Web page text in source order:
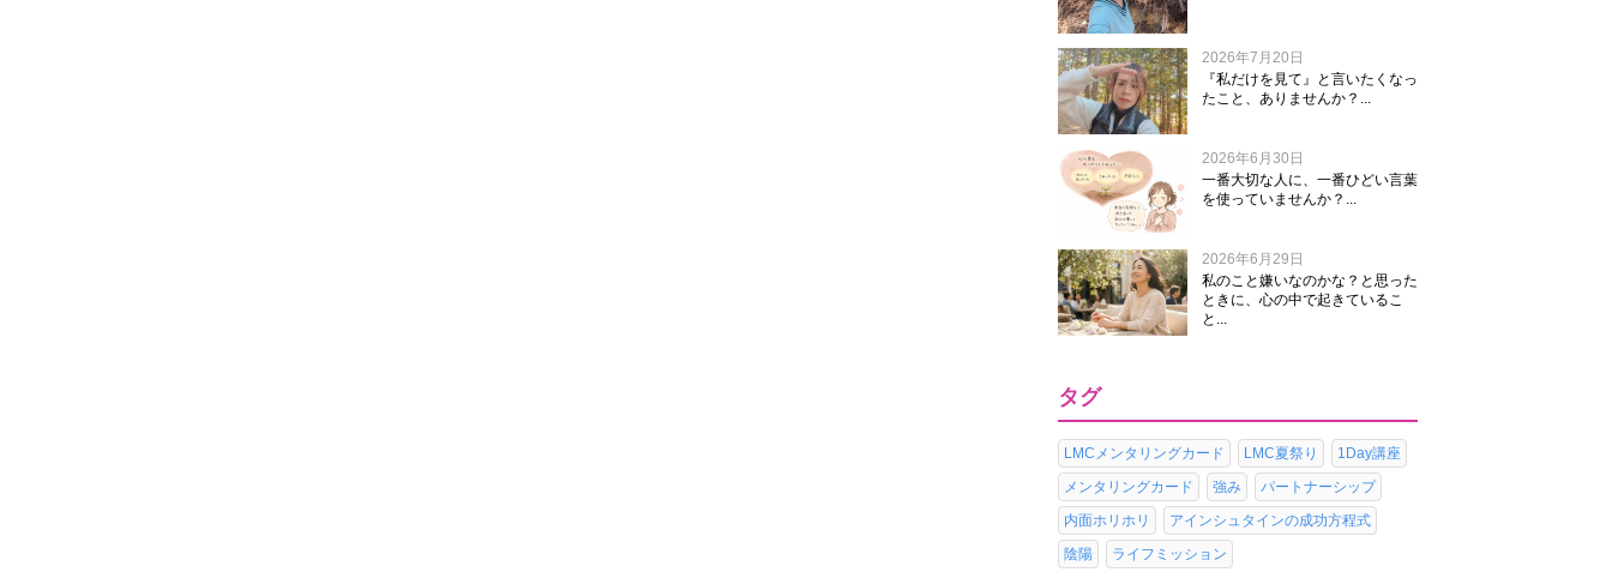
2026年7月20日
『私だけを見て』と言いたくなっ
たこと、ありませんか？...
2026年6月30日
一番大切な人に、一番ひどい言葉
を使っていませんか？...
2026年6月29日
私のこと嫌いなのかな？と思った
ときに、心の中で起きているこ
と...
タグ
LMCメンタリングカード LMC夏祭り
1Day講座
メンタリングカード
強み
パートナーシップ
内面ホリホリ
アインシュタインの成功方程式
陰陽
ライフミッション